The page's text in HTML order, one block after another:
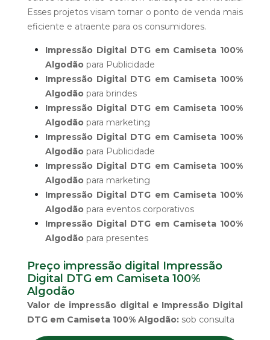
Esses projetos visam tornar o ponto de venda mais
eficiente e atraente para os consumidores.
Impressão Digital DTG em Camiseta 100%
Algodão para Publicidade
Impressão Digital DTG em Camiseta 100%
Algodão para brindes
Impressão Digital DTG em Camiseta 100%
Algodão para marketing
Impressão Digital DTG em Camiseta 100%
Algodão para Publicidade
Impressão Digital DTG em Camiseta 100%
Algodão para marketing
Impressão Digital DTG em Camiseta 100%
Algodão para eventos corporativos
Impressão Digital DTG em Camiseta 100%
Algodão para presentes
Preço impressão digital Impressão
Digital DTG em Camiseta 100%
Algodão
Valor de impressão digital e Impressão Digital
DTG em Camiseta 100% Algodão: sob consulta